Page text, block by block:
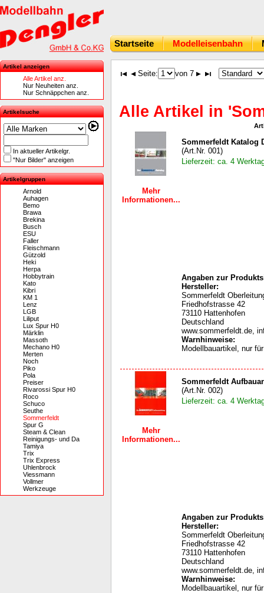
Startseite Modelleisenbahn
Artikel anzeigen
Alle Artikel anz.
Nur Neuheiten anz.
Nur Schnäppchen anz.
Artikelsuche
In aktueller Artikelgr.
"Nur Bilder" anzeigen
Artikelgruppen
Arnold
Auhagen
Bemo
Brawa
Brekina
Busch
ESU
Faller
Fleischmann
Gützold
Heki
Herpa
Hobbytrain
Kato
Kibri
KM 1
Lenz
LGB
Liliput
Lux Spur H0
Märklin
Massoth
Mechano H0
Merten
Noch
Piko
Pola
Preiser
Rivarossi Spur H0
Roco
Schuco
Seuthe
Sommerfeldt
Spur G
Steam & Clean
Reinigungs- und Da
Tamiya
Trix
Trix Express
Uhlenbrock
Viessmann
Vollmer
Werkzeuge
Seite: von 7
Alle Artikel in
Mehr
Informationen...
Sommerfeldt Katalog
(Art.Nr. 001)
Lieferzeit: ca. 4
Angaben zur
Hersteller:
Sommerfeldt
Friedhofstrasse 42
73110 Hattenhofen
Deutschland
www.sommerfeldt.de,
Warnhinweise:
Modellbauartikel, nur
Mehr
Informationen...
Sommerfeldt
(Art.Nr. 002)
Lieferzeit: ca. 4
Angaben zur
Hersteller:
Sommerfeldt
Friedhofstrasse 42
73110 Hattenhofen
Deutschland
www.sommerfeldt.de,
Warnhinweise:
Modellbauartikel, nur